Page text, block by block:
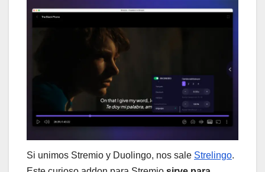
Si unimos Stremio y Duolingo, nos sale Strelingo.